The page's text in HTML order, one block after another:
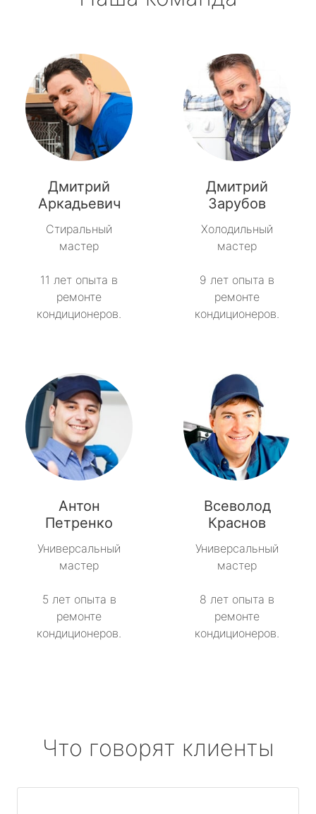
Дмитрий
Аркадьевич
Стиральный
мастер
11 лет опыта в
ремонте
кондиционеров.
Дмитрий
Зарубов
Холодильный
мастер
9 лет опыта в
ремонте
кондиционеров.
Антон
Петренко
Универсальный
мастер
5 лет опыта в
ремонте
кондиционеров.
Всеволод
Краснов
Универсальный
мастер
8 лет опыта в
ремонте
кондиционеров.
Что говорят клиенты